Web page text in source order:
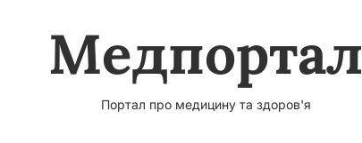
Медпортал
Портал про медицину та здоров'я